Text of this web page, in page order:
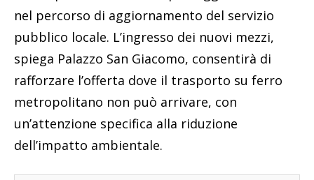
nel percorso di aggiornamento del servizio
pubblico locale. L’ingresso dei nuovi mezzi,
spiega Palazzo San Giacomo, consentirà di
rafforzare l’offerta dove il trasporto su ferro
metropolitano non può arrivare, con
un’attenzione specifica alla riduzione
dell’impatto ambientale.